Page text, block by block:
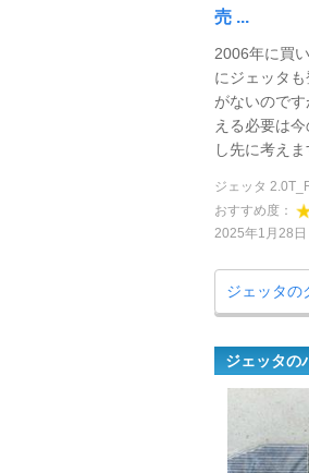
売 ...
2006年に買
にジェッタ
がないので
える必要は
し先に考えま
ジェッタ
おすすめ度：
2025年1月28日
ジェッタの
ジェッタの